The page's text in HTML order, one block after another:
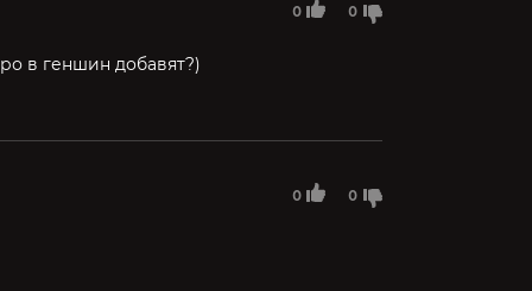
0 0
в геншин добавят?)
0 0